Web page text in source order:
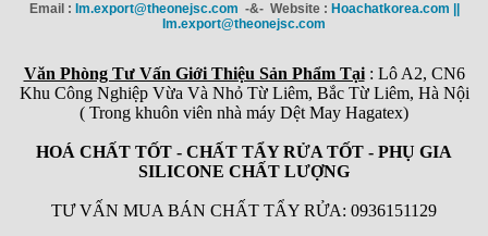
Email : Im.export@theonejsc.com -&- Website : Hoachatkorea.com ||
Im.export@theonejsc.com
Văn Phòng Tư Vấn Giới Thiệu Sản Phẩm Tại: Lô A2, CN6
Khu Công Nghiệp Vừa Và Nhỏ Từ Liêm, Bắc Từ Liêm, Hà Nội
( Trong khuôn viên nhà máy Dệt May Hagatex)
HOÁ CHẤT TỐT - CHẤT TẨY RỬA TỐT - PHỤ GIA
SILICONE CHẤT LƯỢNG
TƯ VẤN MUA BÁN CHẤT TẨY RỬA: 0936151129